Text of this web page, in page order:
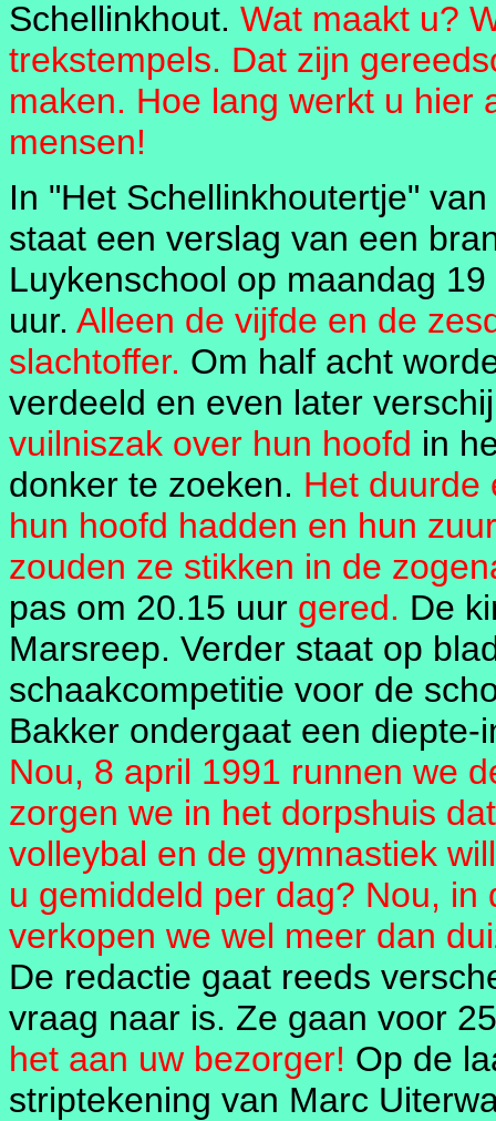
Schellinkhout. Wat maakt u?
trekstempels. Dat zijn
maken. Hoe lang werkt u hier
mensen!
In "Het Schellinkhoutertje"
staat een verslag van een
Luykenschool op maandag
uur. Alleen de vijfde en de
slachtoffer. Om half acht
verdeeld en even later
vuilniszak over hun hoofd in
donker te zoeken. Het duurde
hun hoofd hadden en hun
zouden ze stikken in de
pas om 20.15 uur gered. De
Marsreep. Verder staat op
schaakcompetitie voor de
Bakker ondergaat een
Nou, 8 april 1991 runnen we
zorgen we in het dorpshuis
volleybal en de gymnastiek
u gemiddeld per dag? Nou,
verkopen we wel meer dan
De redactie gaat reeds
vraag naar is. Ze gaan voor
het aan uw bezorger! Op de
striptekening van Marc